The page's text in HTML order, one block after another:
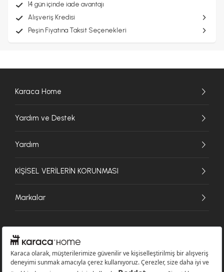
14 gün içinde iade avantajı
Alışveriş Kredisi
Peşin Fiyatına Taksit Seçenekleri
Karaca Home
Yardım ve Destek
Yardım
KİŞİSEL VERİLERİN KORUNMASI
Markalar